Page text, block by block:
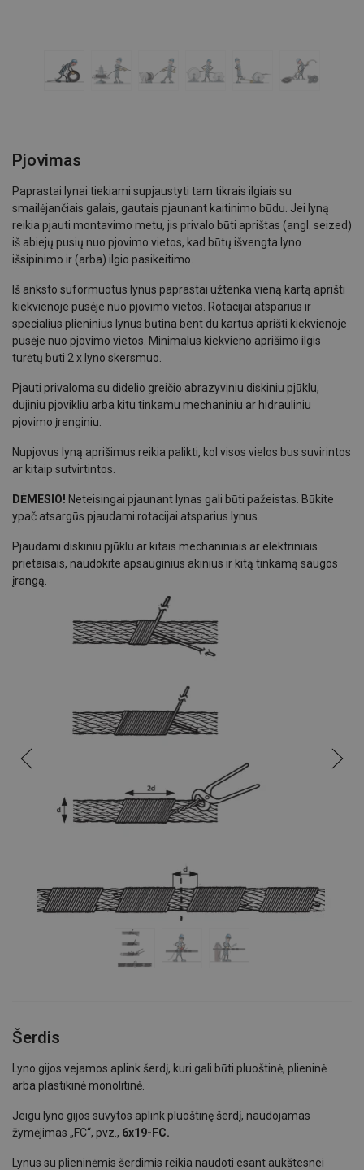
Pjovimas
Paprastai lynai tiekiami supjaustyti tam tikrais ilgiais su
smailėjančiais galais, gautais pjaunant kaitinimo būdu. Jei lyną
reikia pjauti montavimo metu, jis privalo būti aprištas (angl. seized)
iš abiejų pusių nuo pjovimo vietos, kad būtų išvengta lyno
išsipinimo ir (arba) ilgio pasikeitimo.
Iš anksto suformuotus lynus paprastai užtenka vieną kartą aprišti
kiekvienoje pusėje nuo pjovimo vietos. Rotacijai atsparius ir
specialius plieninius lynus būtina bent du kartus aprišti kiekvienoje
pusėje nuo pjovimo vietos. Minimalus kiekvieno aprišimo ilgis
turėtų būti 2 x lyno skersmuo.
Pjauti privaloma su didelio greičio abrazyviniu diskiniu pjūklu,
dujiniu pjovikliu arba kitu tinkamu mechaniniu ar hidrauliniu
pjovimo įrenginiu.
Nupjovus lyną aprišimus reikia palikti, kol visos vielos bus suvirintos
ar kitaip sutvirtintos.
DĖMESIO! Neteisingai pjaunant lynas gali būti pažeistas. Būkite
ypač atsargūs pjaudami rotacijai atsparius lynus.
Pjaudami diskiniu pjūklu ar kitais mechaniniais ar elektriniais
prietaisais, naudokite apsauginius akinius ir kitą tinkamą saugos
įrangą.
Šerdis
Lyno gijos vejamos aplink šerdį, kuri gali būti pluoštinė, plieninė
arba plastikinė monolitinė.
Jeigu lyno gijos suvytos aplink pluoštinę šerdį, naudojamas
žymėjimas „FC“, pvz., 6x19-FC.
Lynus su plieninėmis šerdimis reikia naudoti esant aukštesnei